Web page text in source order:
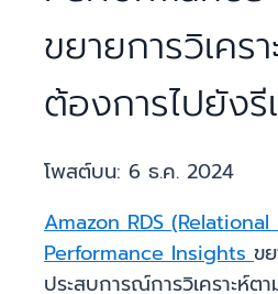
ขยายการวิเคร
ต้องการไปยังรี
โพสต์บน: 6 ธ.ค. 2024
Amazon RDS
Performance Insightsข
ประสบการณ์การวิเคราะห์ต